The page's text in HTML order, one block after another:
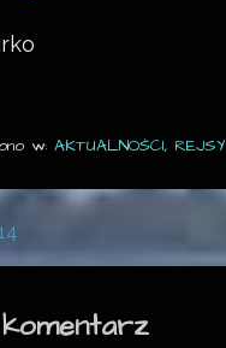
w: AKTUALNOŚCI, REJSY